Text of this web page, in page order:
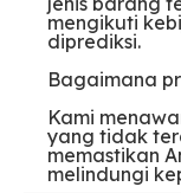
mengikuti
diprediksi.
Bagaimana
Kami
yang tidak
memastikan
melindungi